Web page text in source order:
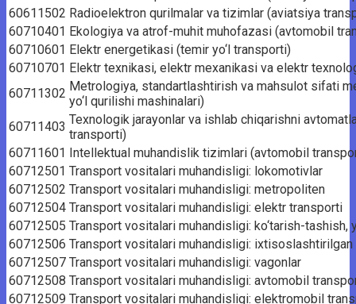
60611502 Radioelektron qurilmalar va tizimlar (aviatsiya
60710401 Ekologiya va atrof-muhit muhofazasi (avtomobil
60710601 Elektr energetikasi (temir yo‘l transporti)
60710701 Elektr texnikasi, elektr mexanikasi va elektr
60711302 Metrologiya, standartlashtirish va mahsulot sifati
yo‘l qurilishi mashinalari)
60711403 Texnologik jarayonlar va ishlab chiqarishni
transporti)
60711601
Intellektual muhandislik tizimlari (avtomobil
60712501 Transport vositalari muhandisligi: lokomotivlar
60712502 Transport vositalari muhandisligi: metropoliten
60712504 Transport vositalari muhandisligi: elektr transporti
60712505 Transport vositalari muhandisligi: ko‘tarish-tashish,
60712506 Transport vositalari muhandisligi:
60712507 Transport vositalari muhandisligi: vagonlar
60712508 Transport vositalari muhandisligi: avtomobil
60712509 Transport vositalari muhandisligi: elektromobil